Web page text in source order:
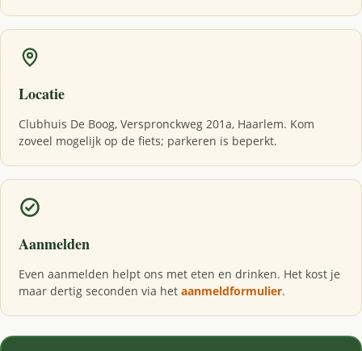
Locatie
Clubhuis De Boog, Verspronckweg 201a, Haarlem. Kom
zoveel mogelijk op de fiets; parkeren is beperkt.
Aanmelden
Even aanmelden helpt ons met eten en drinken. Het kost je
maar dertig seconden via het aanmeldformulier.